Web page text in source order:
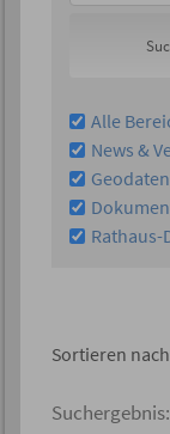
Alle
News &
Rathaus-
Sortieren